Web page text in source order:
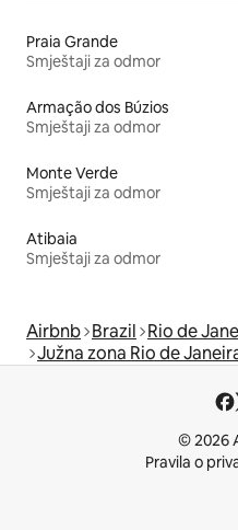
Praia Grande
Smještaji za odmor
Armação dos Búzios
Smještaji za odmor
Monte Verde
Smještaji za odmor
Atibaia
Smještaji za odmor
Airbnb Brazil Rio de
Južna zona Rio de
© 2026
Pravila o